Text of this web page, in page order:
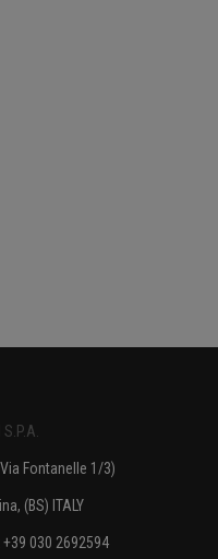
Fontanelle 1/3)
(BS) ITALY
+39 030 2692594